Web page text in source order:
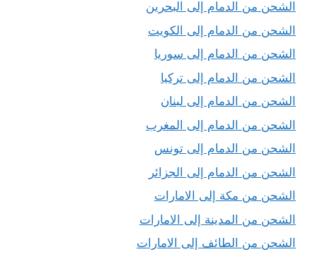
الشحن من الدمام إلى البحرين
الشحن من الدمام إلى الكويت
الشحن من الدمام إلى سوريا
الشحن من الدمام إلى تركيا
الشحن من الدمام إلى لبنان
الشحن من الدمام إلى المغرب
الشحن من الدمام إلى تونس
الشحن من الدمام إلى الجزائر
الشحن من مكة إلى الامارات
الشحن من المدينة إلى الامارات
الشحن من الطائف إلى الامارات